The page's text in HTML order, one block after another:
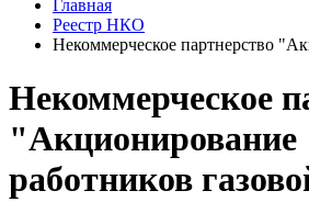
Главная
Реестр НКО
Некоммерческое партнерство
Некоммерческое
"Акционирование
работников